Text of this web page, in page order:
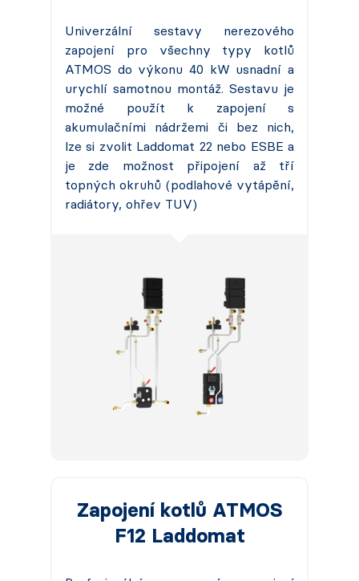
Univerzální sestavy nerezového
zapojení pro všechny typy kotlů
ATMOS do výkonu 40 kW usnadní a
urychlí samotnou montáž. Sestavu je
možné použít k zapojení s
akumulačními nádržemi či bez nich,
lze si zvolit Laddomat 22 nebo ESBE a
je zde možnost připojení až tří
topných okruhů (podlahové vytápění,
radiátory, ohřev TUV)
Zapojení kotlů ATMOS
F12 Laddomat